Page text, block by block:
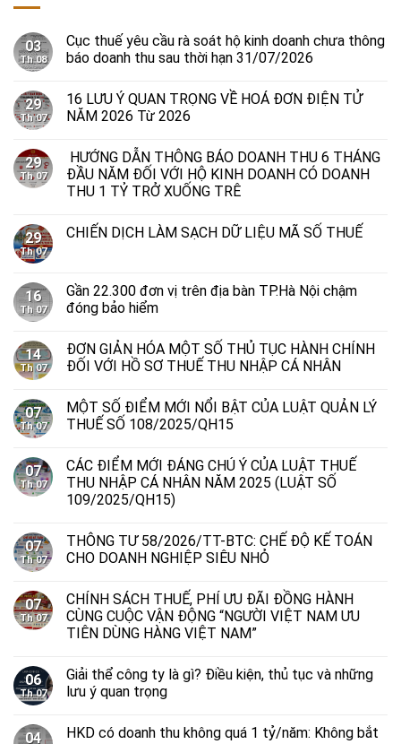
03
Th 08
Cục thuế yêu cầu rà soát hộ kinh doanh chưa thông
báo doanh thu sau thời hạn 31/07/2026
29
Th 07
16 LƯU Ý QUAN TRỌNG VỀ HOÁ ĐƠN ĐIỆN TỬ
NĂM 2026 Từ 2026
29
Th 07
HƯỚNG DẪN THÔNG BÁO DOANH THU 6 THÁNG
ĐẦU NĂM ĐỐI VỚI HỘ KINH DOANH CÓ DOANH
THU 1 TỶ TRỞ XUỐNG TRÊ
29
Th 07
CHIẾN DỊCH LÀM SẠCH DỮ LIỆU MÃ SỐ THUẾ
16
Th 07
Gần 22.300 đơn vị trên địa bàn TP.Hà Nội chậm
đóng bảo hiểm
14
Th 07
ĐƠN GIẢN HÓA MỘT SỐ THỦ TỤC HÀNH CHÍNH
ĐỐI VỚI HỒ SƠ THUẾ THU NHẬP CÁ NHÂN
07
Th 07
MỘT SỐ ĐIỂM MỚI NỔI BẬT CỦA LUẬT QUẢN LÝ
THUẾ SỐ 108/2025/QH15
07
Th 07
CÁC ĐIỂM MỚI ĐÁNG CHÚ Ý CỦA LUẬT THUẾ
THU NHẬP CÁ NHÂN NĂM 2025 (LUẬT SỐ
109/2025/QH15)
07
Th 07
THÔNG TƯ 58/2026/TT-BTC: CHẾ ĐỘ KẾ TOÁN
CHO DOANH NGHIỆP SIÊU NHỎ
07
Th 07
CHÍNH SÁCH THUẾ, PHÍ ƯU ĐÃI ĐỒNG HÀNH
CÙNG CUỘC VẬN ĐỘNG “NGƯỜI VIỆT NAM ƯU
TIÊN DÙNG HÀNG VIỆT NAM”
06
Th 07
Giải thể công ty là gì? Điều kiện, thủ tục và những
lưu ý quan trọng
04
HKD có doanh thu không quá 1 tỷ/năm: Không bắt